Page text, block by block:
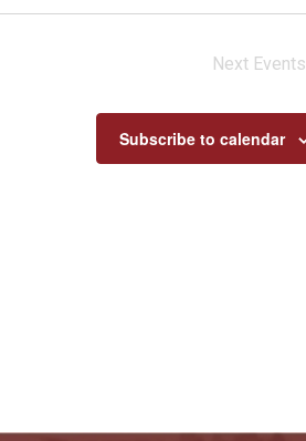
Next Events
Subscribe to calendar